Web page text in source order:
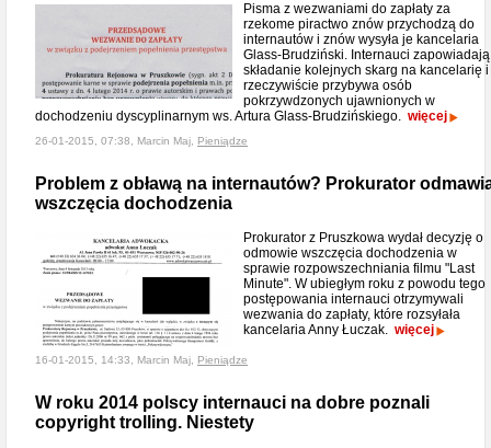
Pisma z wezwaniami do zapłaty za
rzekome piractwo znów przychodzą do
internautów i znów wysyła je kancelaria
Glass-Brudziński. Internauci zapowiadają
składanie kolejnych skarg na kancelarię i
rzeczywiście przybywa osób
pokrzywdzonych ujawnionych w
dochodzeniu dyscyplinarnym ws. Artura Glass-Brudzińskiego. więcej
26-01-2015, 07:38, Marcin Maj, Pieniądze
Problem z obławą na internautów? Prokurator
wszczęcia dochodzenia
Prokurator z Pruszkowa wydał decyzję o
odmowie wszczęcia dochodzenia w
sprawie rozpowszechniania filmu "Last
Minute". W ubiegłym roku z powodu tego
postępowania internauci otrzymywali
wezwania do zapłaty, które rozsyłała
kancelaria Anny Łuczak. więcej
16-01-2015, 14:33, Marcin Maj, Pieniądze
W roku 2014 polscy internauci na dobre poznali
copyright trolling. Niestety